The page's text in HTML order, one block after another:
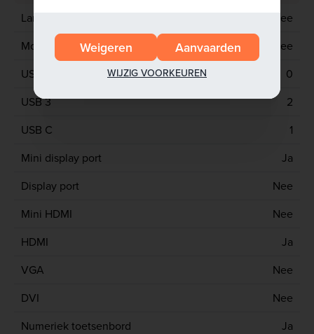
Lan poort
Nee
Mobiel netwerk
Nee
USB 2
0
USB 3
2
USB C
1
Mini display port
Ja
Display port
Nee
Mini HDMI
Nee
HDMI
Ja
VGA
Nee
DVI
Nee
Numeriek toetsenbord
Ja
Weigeren Aanvaarden
WIJZIG VOORKEUREN